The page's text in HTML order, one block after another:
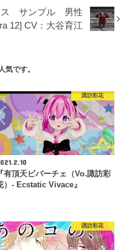
ス サンプル 男性
12] CV：大谷育江
気です。
諏訪彩花
『有頂天ビバーチェ（Vo.諏訪彩
）- Ecstatic Vivace』
諏訪彩花